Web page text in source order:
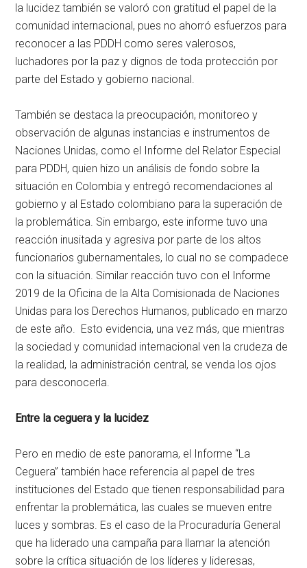
la lucidez también se valoró con gratitud el papel de la
comunidad internacional, pues no ahorró esfuerzos para
reconocer a las PDDH como seres valerosos,
luchadores por la paz y dignos de toda protección por
parte del Estado y gobierno nacional.
También se destaca la preocupación, monitoreo y
observación de algunas instancias e instrumentos de
Naciones Unidas, como el Informe del Relator Especial
para PDDH, quien hizo un análisis de fondo sobre la
situación en Colombia y entregó recomendaciones al
gobierno y al Estado colombiano para la superación de
la problemática. Sin embargo, este informe tuvo una
reacción inusitada y agresiva por parte de los altos
funcionarios gubernamentales, lo cual no se compadece
con la situación. Similar reacción tuvo con el Informe
2019 de la Oficina de la Alta Comisionada de Naciones
Unidas para los Derechos Humanos, publicado en marzo
de este año. Esto evidencia, una vez más, que mientras
la sociedad y comunidad internacional ven la crudeza de
la realidad, la administración central, se venda los ojos
para desconocerla.
Entre la ceguera y la lucidez
Pero en medio de este panorama, el Informe “La
Ceguera” también hace referencia al papel de tres
instituciones del Estado que tienen responsabilidad para
enfrentar la problemática, las cuales se mueven entre
luces y sombras. Es el caso de la Procuraduría General
que ha liderado una campaña para llamar la atención
sobre la crítica situación de los líderes y lideresas,